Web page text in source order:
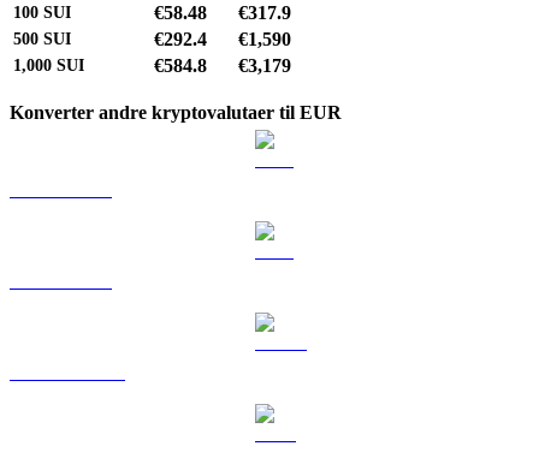
100 SUI €58.48 €317.9
500 SUI €292.4 €1,590
1,000 SUI €584.8 €3,179
Konverter andre kryptovalutaer til EUR